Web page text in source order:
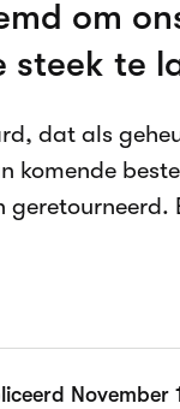
om
steek te
dat als
komende
November